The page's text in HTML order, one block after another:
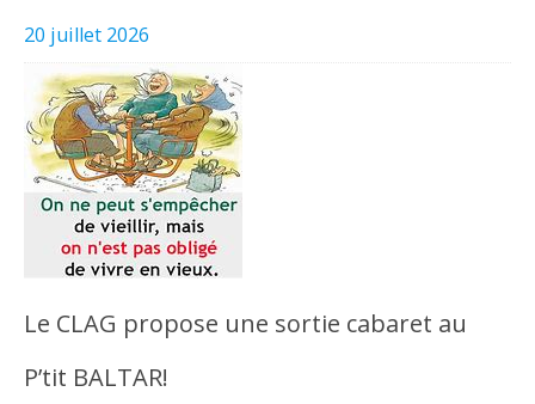
20 juillet 2026
Le CLAG propose une sortie cabaret au
P’tit BALTAR!